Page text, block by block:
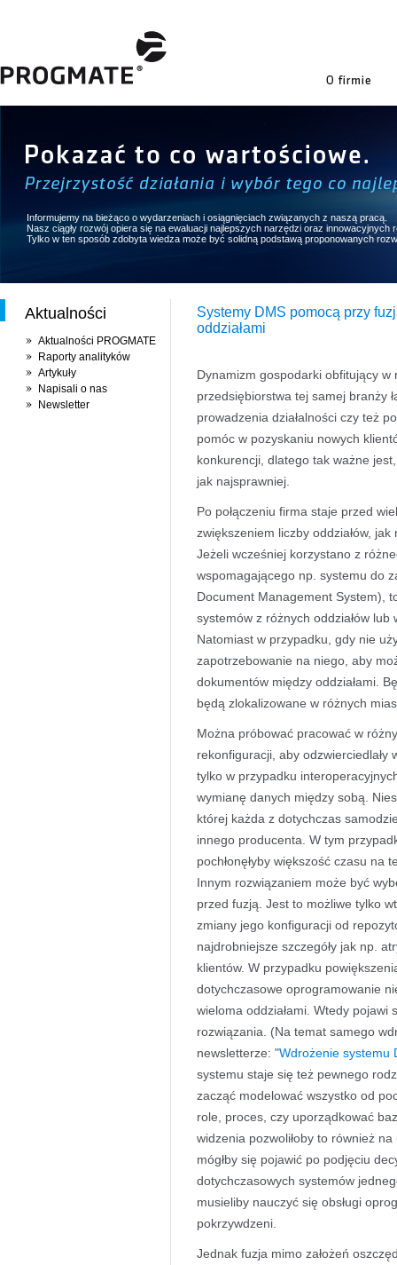
Informujemy na bieżąco o wydarzeniach i osiągnięciach związanych z naszą pracą.
Nasz ciągły rozwój opiera się na ewaluacji najlepszych narzędzi oraz innowacyjnych
Tylko w ten sposób zdobyta wiedza może być solidną podstawą proponowanych
Aktualności
Aktualności PROGMATE
Raporty analityków
Artykuły
Napisali o nas
Newsletter
Systemy DMS pomocą przy
oddziałami
Dynamizm gospodarki obfitujący
przedsiębiorstwa tej samej branży
prowadzenia działalności czy też
pomóc w pozyskaniu nowych
konkurencji, dlatego tak ważne
jak najsprawniej.
Po połączeniu firma staje przed
zwiększeniem liczby oddziałów,
Jeżeli wcześniej korzystano z
wspomagającego np. systemu do
Document Management System),
systemów z różnych oddziałów
Natomiast w przypadku, gdy nie
zapotrzebowanie na niego, aby
dokumentów między oddziałami.
będą zlokalizowane w różnych
Można próbować pracować w
rekonfiguracji, aby odzwierciedlały
tylko w przypadku
wymianę danych między sobą.
której każda z dotychczas
innego producenta. W tym
pochłonęłyby większość czasu na
Innym rozwiązaniem może być
przed fuzją. Jest to możliwe tylko
zmiany jego konfiguracji od
najdrobniejsze szczegóły jak np.
klientów. W przypadku
dotychczasowe oprogramowanie
wieloma oddziałami. Wtedy
rozwiązania. (Na temat samego
newsletterze: "Wdrożenie systemu
systemu staje się też pewnego
zacząć modelować wszystko od
role, proces, czy uporządkować
widzenia pozwoliłoby to również
mógłby się pojawić po podjęciu
dotychczasowych systemów
musieliby nauczyć się obsługi
pokrzywdzeni.
Jednak fuzja mimo założeń